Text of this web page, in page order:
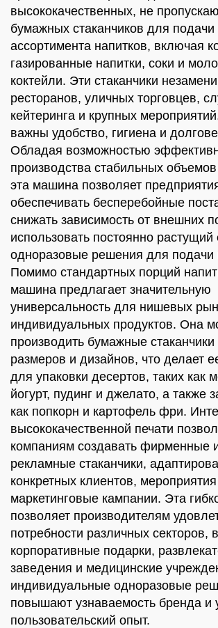
высококачественных, не
бумажных стаканчиков для подачи
ассортимента напитков, включая
газированные напитки, соки и
коктейли. Эти стаканчики
ресторанов, уличных торговцев,
кейтеринга и крупных
важны удобство, гигиена и
Обладая возможностью
производства стабильных
эта машина позволяет
обеспечивать бесперебойные
снижать зависимость от внешних
использовать постоянно растущий
одноразовые решения для подачи
Помимо стандартных порций
машина предлагает значительную
универсальность для нишевых
индивидуальных продуктов. Она
производить бумажные
размеров и дизайнов, что делает
для упаковки десертов, таких как
йогурт, пудинг и джелато, а также
как попкорн и картофель фри.
высококачественной печати
компаниям создавать фирменные
рекламные стаканчики,
конкретных клиентов,
маркетинговые кампании. Эта
позволяет производителям
потребности различных секторов,
корпоративные подарки,
заведения и медицинские
индивидуальные одноразовые
повышают узнаваемость бренда и
пользовательский опыт.